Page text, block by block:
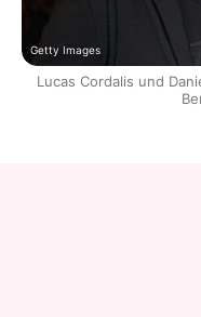
Getty Images
Lucas Cordalis und